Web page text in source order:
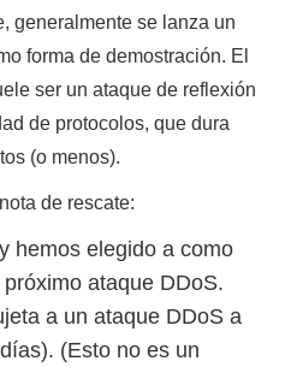
generalmente se lanza un
forma de demostración. El
ser un ataque de reflexión
de protocolos, que dura
(o menos).
de rescate:
hemos elegido a como
ataque DDoS.
a un ataque DDoS a
(Esto no es un